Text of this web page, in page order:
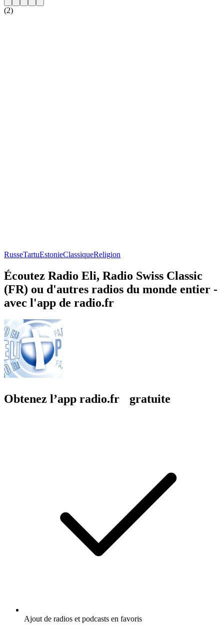
(2)
RusseTartuEstonieClassiqueReligion
Écoutez Radio Eli, Radio Swiss Classic
(FR) ou d'autres radios du monde entier -
avec l'app de radio.fr
Obtenez l’app radio.fr gratuite
Ajout de radios et podcasts en favoris